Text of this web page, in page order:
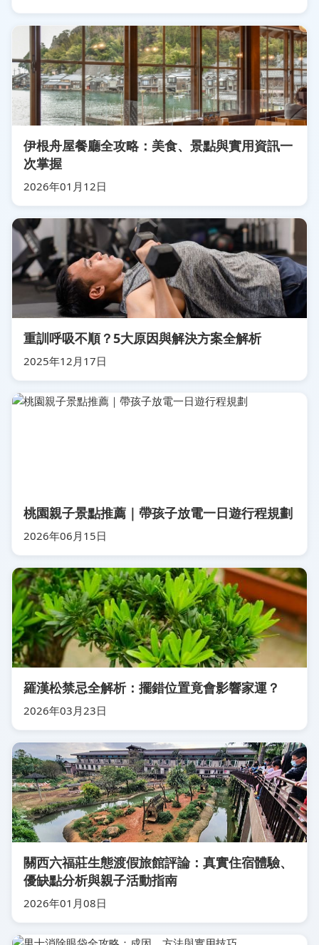
伊根舟屋餐廳全攻略：美食、景點與實用資訊一
次掌握
2026年01月12日
重訓呼吸不順？5大原因與解決方案全解析
2025年12月17日
桃園親子景點推薦｜帶孩子放電一日遊行程規劃
2026年06月15日
羅漢松禁忌全解析：擺錯位置竟會影響家運？
2026年03月23日
關西六福莊生態渡假旅館評論：真實住宿體驗、
優缺點分析與親子活動指南
2026年01月08日